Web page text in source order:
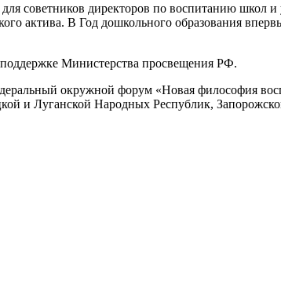
советников директоров по воспитанию школ
актива. В Год дошкольного образования
Министерства просвещения РФ.
окружной форум «Новая философия
и Луганской Народных Республик,